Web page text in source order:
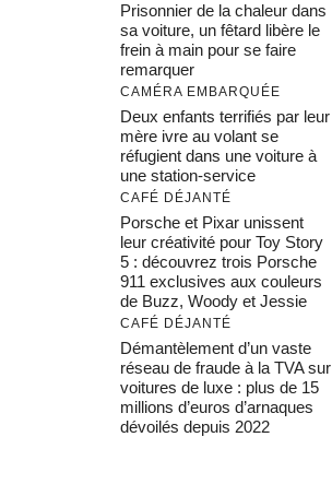
Prisonnier de la chaleur dans
sa voiture, un fêtard libère le
frein à main pour se faire
remarquer
CAMÉRA EMBARQUÉE
Deux enfants terrifiés par leur
mère ivre au volant se
réfugient dans une voiture à
une station-service
CAFÉ DÉJANTÉ
Porsche et Pixar unissent
leur créativité pour Toy Story
5 : découvrez trois Porsche
911 exclusives aux couleurs
de Buzz, Woody et Jessie
CAFÉ DÉJANTÉ
Démantèlement d’un vaste
réseau de fraude à la TVA sur
voitures de luxe : plus de 15
millions d’euros d’arnaques
dévoilés depuis 2022